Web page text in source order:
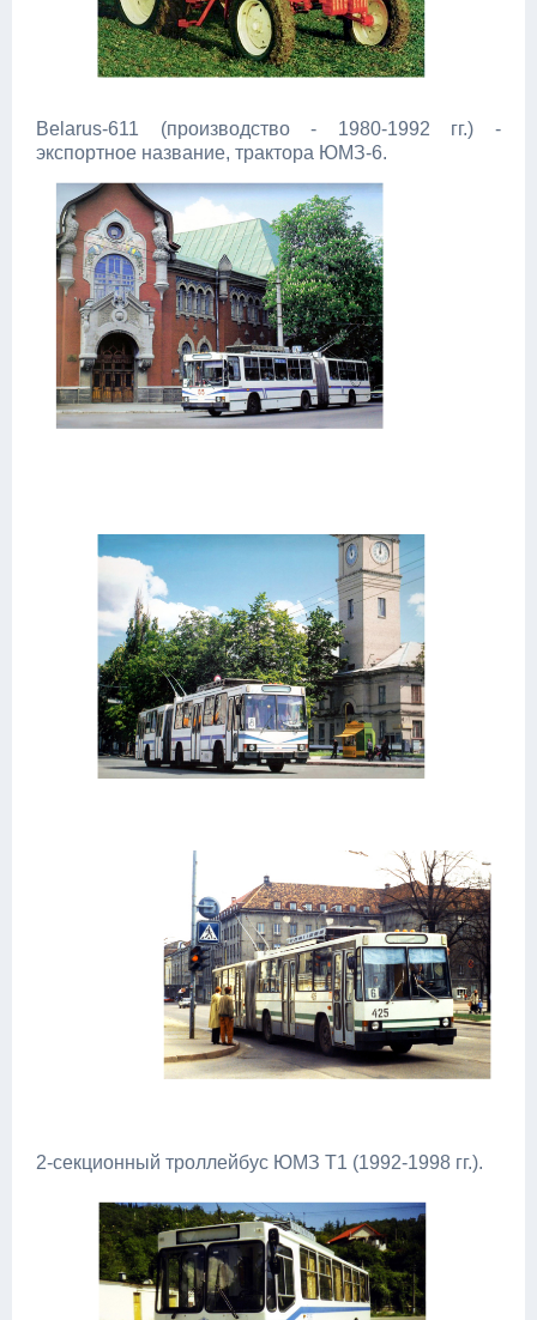
Belarus-611 (производство - 1980-1992 гг.) -
экспортное название, трактора ЮМЗ-6.
2-секционный троллейбус ЮМЗ Т1 (1992-1998 гг.).